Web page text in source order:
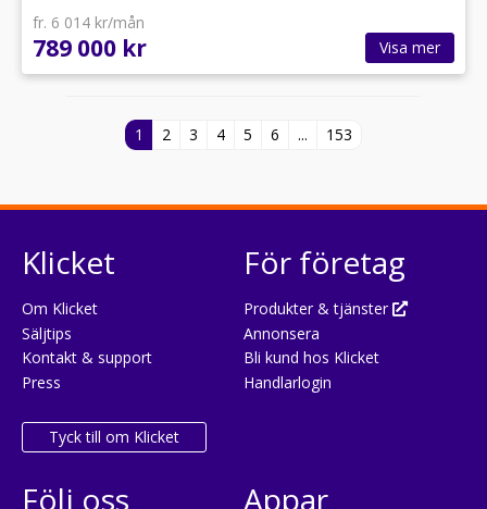
fr. 6 014 kr/mån
789 000 kr Visa mer
1 2 3 4 5 6 ... 153
Klicket
Om Klicket
Säljtips
Kontakt & support
Press
Tyck till om Klicket
För företag
Produkter & tjänster
Annonsera
Bli kund hos Klicket
Handlarlogin
Följ oss Appar